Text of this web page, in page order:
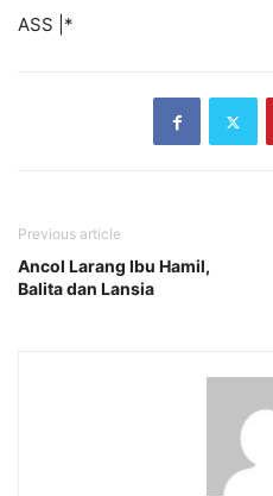
ASS |*
Previous article
Ancol Larang Ibu Hamil,
Balita dan Lansia